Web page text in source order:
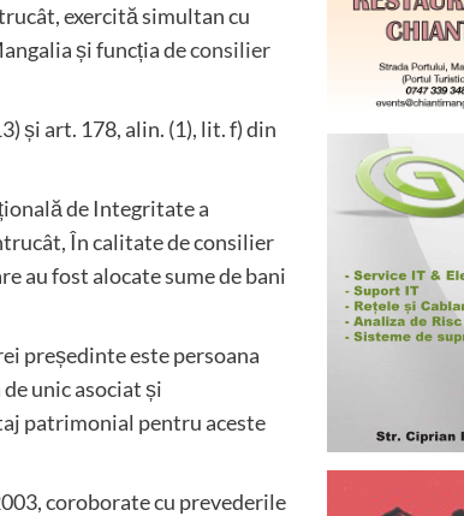
exercită simultan cu
și funcția deconsilier
și art. 178, alin. (1), lit. f) din
de Integritate a
În calitate de consilier
au fost alocate sume de bani
președinte este persoana
unic asociat și
patrimonial pentru aceste
coroborate cu prevederile